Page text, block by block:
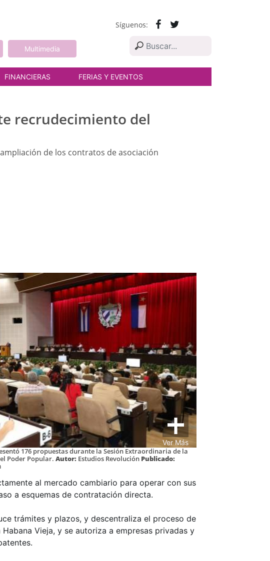
Multimedia
Síguenos:
FINANCIERAS FERIAS Y EVENTOS
recrudecimiento del
de los contratos de asociación
Ver Más
176 propuestas durante la Sesión Extraordinaria de la
Poder Popular. Autor: Estudios Revolución Publicado:
al mercado cambiario para operar con sus
a esquemas de contratación directa.
trámites y plazos, y descentraliza el proceso de
Vieja, y se autoriza a empresas privadas y